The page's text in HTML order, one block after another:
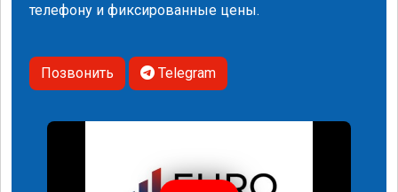
телефону и фиксированные цены.
Позвонить Telegram